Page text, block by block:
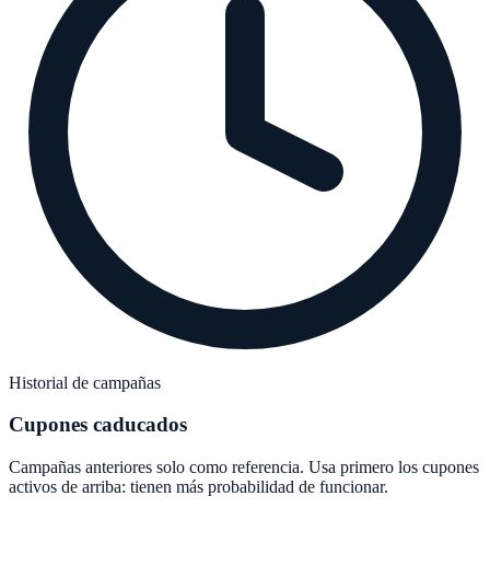
Historial de campañas
Cupones caducados
Campañas anteriores solo como referencia. Usa primero los cupones
activos de arriba: tienen más probabilidad de funcionar.